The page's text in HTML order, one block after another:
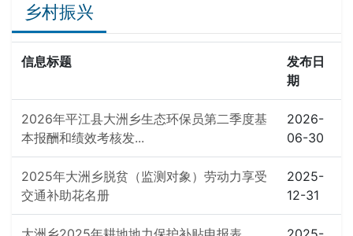
乡村振兴
信息标题
发布日
期
2026年平江县大洲乡生态环保员第二季度基
本报酬和绩效考核发...
2026-
06-30
2025年大洲乡脱贫（监测对象）劳动力享受
交通补助花名册
2025-
12-31